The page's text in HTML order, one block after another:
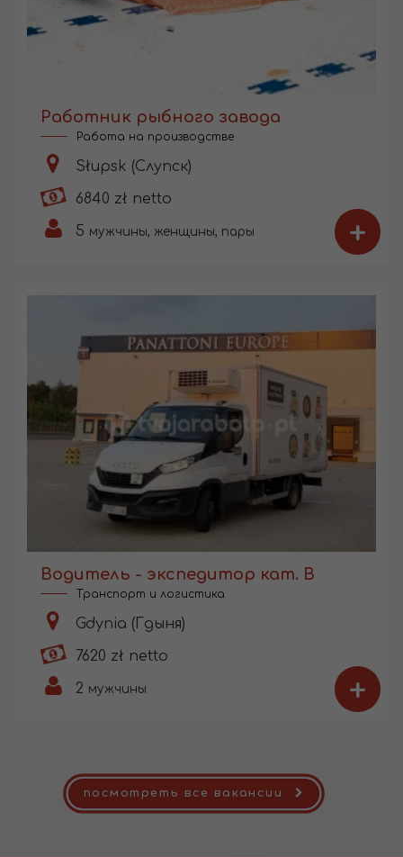
Работник рыбного завода
Работа на производстве
Słupsk (Слупск)
6840 zł netto
5 мужчины, женщины, пары +
Водитель - экспедитор кат. В
Транспорт и логистика
Gdynia (Гдыня)
7620 zł netto
2 мужчины +
посмотреть все вакансии